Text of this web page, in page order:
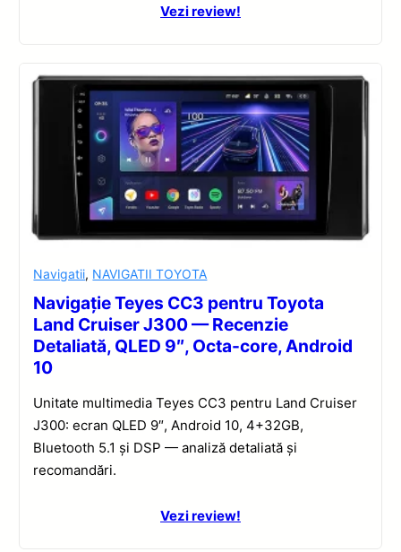
Vezi review!
Navigatii, NAVIGATII TOYOTA
Navigație Teyes CC3 pentru Toyota
Land Cruiser J300 — Recenzie
Detaliată, QLED 9″, Octa-core, Android
10
Unitate multimedia Teyes CC3 pentru Land Cruiser
J300: ecran QLED 9″, Android 10, 4+32GB,
Bluetooth 5.1 și DSP — analiză detaliată și
recomandări.
Vezi review!